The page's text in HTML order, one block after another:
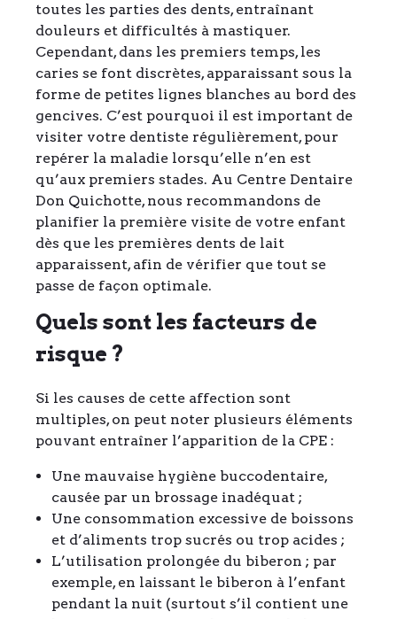
toutes les parties des dents, entraînant
douleurs et difficultés à mastiquer.
Cependant, dans les premiers temps, les
caries se font discrètes, apparaissant sous la
forme de petites lignes blanches au bord des
gencives. C’est pourquoi il est important de
visiter votre dentiste régulièrement, pour
repérer la maladie lorsqu’elle n’en est
qu’aux premiers stades. Au Centre Dentaire
Don Quichotte, nous recommandons de
planifier la première visite de votre enfant
dès que les premières dents de lait
apparaissent, afin de vérifier que tout se
passe de façon optimale.
Quels sont les facteurs de
risque ?
Si les causes de cette affection sont
multiples, on peut noter plusieurs éléments
pouvant entraîner l’apparition de la CPE :
Une mauvaise hygiène buccodentaire,
causée par un brossage inadéquat ;
Une consommation excessive de boissons
et d’aliments trop sucrés ou trop acides ;
L’utilisation prolongée du biberon ; par
exemple, en laissant le biberon à l’enfant
pendant la nuit (surtout s’il contient une